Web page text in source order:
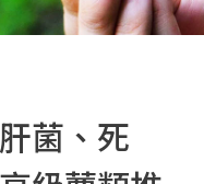
菌、死